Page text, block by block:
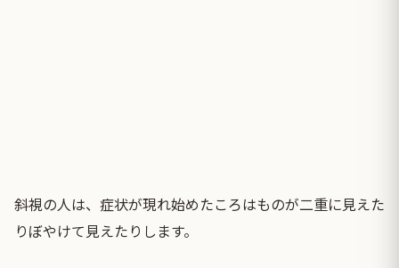
斜視の人は、症状が現れ始めたころはものが二重に見えた
りぼやけて見えたりします。